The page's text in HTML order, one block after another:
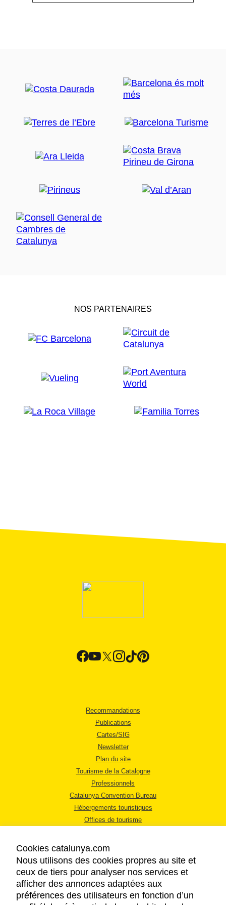
NOS PARTENAIRES
Recommandations
Publications
Cartes/SIG
Newsletter
Plan du site
Tourisme de la Catalogne
Professionnels
Catalunya Convention Bureau
Hébergements touristiques
Offices de tourisme
MENTIONS LÉGALES
RÈGLES DE CONFIDENTIALITÉ
Cookies catalunya.com
Nous utilisons des cookies propres au site et
ceux de tiers pour analyser nos services et
afficher des annonces adaptées aux
préférences des utilisateurs en fonction d’un